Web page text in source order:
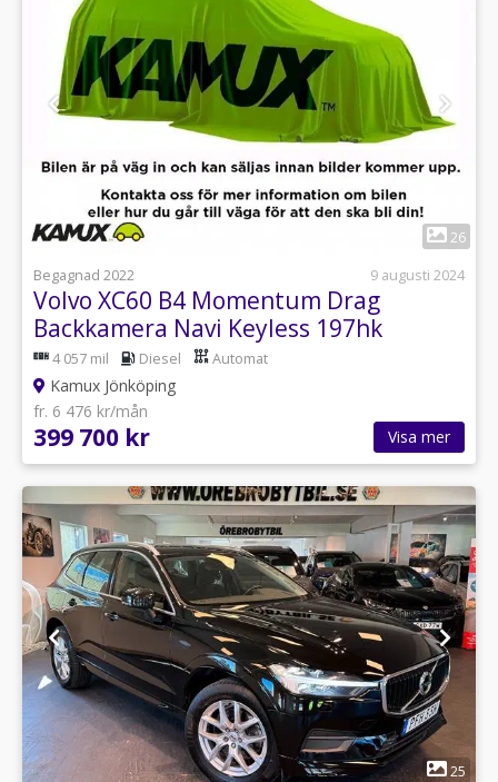
26
Begagnad 2022
9 augusti 2024
Volvo XC60 B4 Momentum Drag
Backkamera Navi Keyless 197hk
4 057 mil Diesel Automat
Kamux Jönköping
fr. 6 476 kr/mån
399 700 kr Visa mer
1
25